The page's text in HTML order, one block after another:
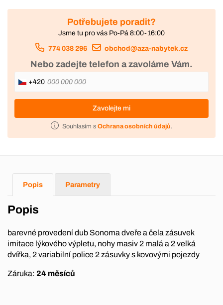
Potřebujete poradit?
Jsme tu pro vás Po-Pá 8:00-16:00
774 038 296 obchod@aza-nabytek.cz
Nebo zadejte telefon a zavoláme Vám.
+420
Zavolejte mi
Souhlasím s Ochrana osobních údajů.
Popis Parametry
Popis
barevné provedení dub Sonoma dveře a čela zásuvek
imitace lýkového výpletu, nohy masiv 2 malá a 2 velká
dvířka, 2 variabilní police 2 zásuvky s kovovými pojezdy
Záruka: 24 měsíců